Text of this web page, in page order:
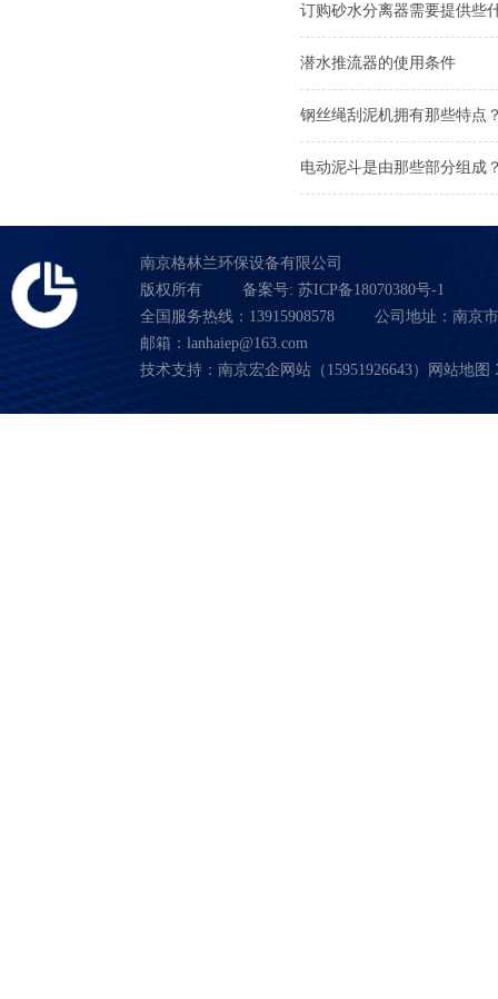
订购砂水分离器需要提供些
潜水推流器的使用条件
钢丝绳刮泥机拥有那些特点
电动泥斗是由那些部分组成
南京格林兰环保设备有限公司
版权所有
备案号: 苏ICP备18070380号-1
全国服务热线：13915908578
公司地址：南京
邮箱：lanhaiep@163.com
技术支持：南京宏企网站（15951926643）
网站地图